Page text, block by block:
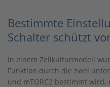
Bestimmte
Schalter schützt
In einem Zellkulturmodell
Funktion durch die zwei
und mTORC2 bestimmt